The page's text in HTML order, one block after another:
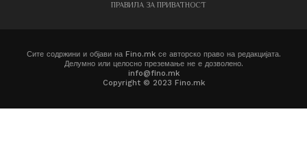
ПРАВИЛА ЗА ПРИВАТНОСТ
Сите содржини и објави на Fino.mk се авторско право на редакцијата.
Делумно или целосно преземање не е дозволено.
info@fino.mk
Copyright © 2023 Fino.mk